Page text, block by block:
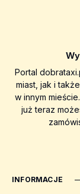
Portal
miast, jak i
w innym
już teraz
INFORMACJE